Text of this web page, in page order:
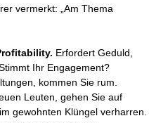
vermerkt: „Am Thema
Erfordert Geduld,
Ihr Engagement?
kommen Sie rum.
Leuten, gehen Sie auf
gewohnten Klüngel verharren.